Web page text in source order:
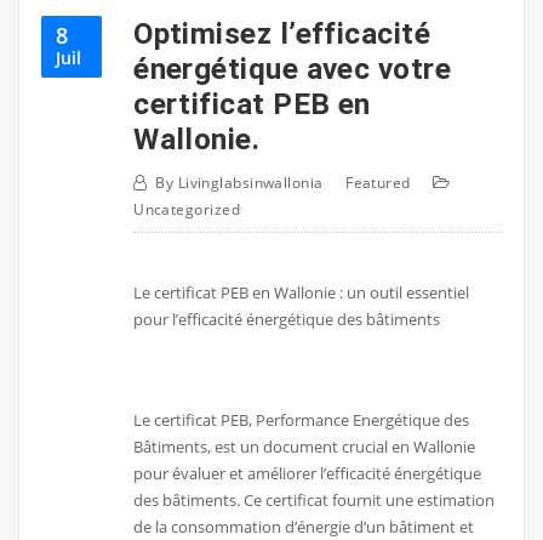
8
Juil
Optimisez l’efficacité
énergétique avec votre
certificat PEB en
Wallonie.
By Livinglabsinwallonia
Featured
Uncategorized
Le certificat PEB en Wallonie : un outil essentiel
pour l’efficacité énergétique des bâtiments
Le certificat PEB, Performance Energétique des
Bâtiments, est un document crucial en Wallonie
pour évaluer et améliorer l’efficacité énergétique
des bâtiments. Ce certificat fournit une estimation
de la consommation d’énergie d’un bâtiment et